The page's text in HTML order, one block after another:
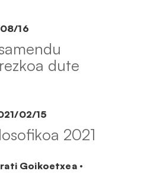
16
dute
02/15
2021
Goikoetxea ·